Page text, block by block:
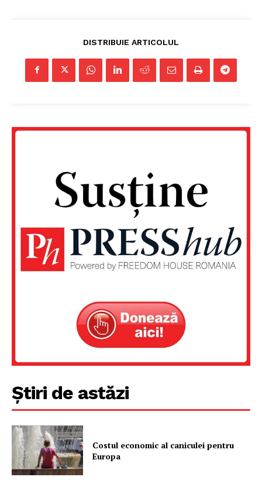
Un proiect
PRESShub
Despre noi / Echipa
DISTRIBUIE ARTICOLUL
Știri de astăzi
Costul economic al caniculei pentru
Europa